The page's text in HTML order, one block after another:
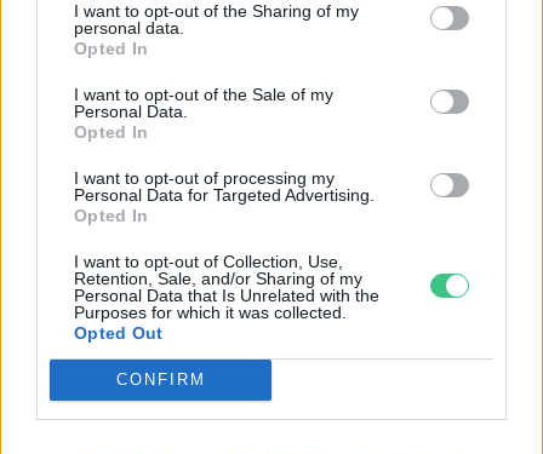
I want to opt-out of the Sharing of my
personal data.
Opted In
I want to opt-out of the Sale of my
Personal Data.
Opted In
I want to opt-out of processing my
Personal Data for Targeted Advertising.
Opted In
I want to opt-out of Collection, Use,
Retention, Sale, and/or Sharing of my
Personal Data that Is Unrelated with the
Purposes for which it was collected.
Opted Out
CONFIRM
számomra erősen ingerküszöb feletti ez a
póktenyészet. Egyébként is minden ősszel
betéved a házamba néhány nőstény után
kutató hím példány. Félek attól, hogy idén
A fűszerkert
Egy zsályabokrot leszámítva soha nem volt
állandó helye a fűszereimnek, leginkább a
veteményes szélére, cserépbe vagy